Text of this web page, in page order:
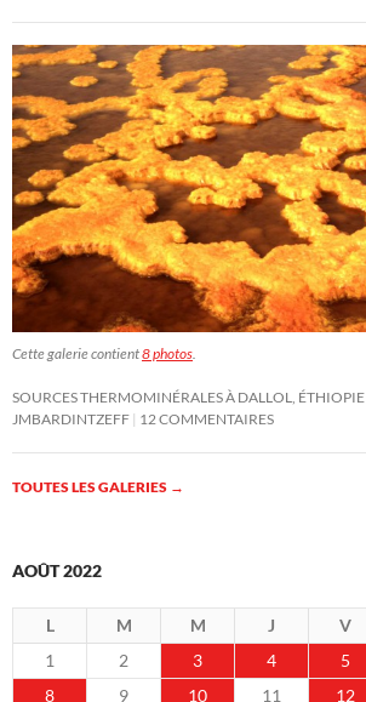
Cette galerie contient8 photos.
SOURCES THERMOMINÉRALES À DALLOL, ÉTHIOPIE
JMBARDINTZEFF 12 COMMENTAIRES
TOUTES LES GALERIES →
AOÛT 2022
L M M J V
1
2 3 4 5
8
9 10 11 12